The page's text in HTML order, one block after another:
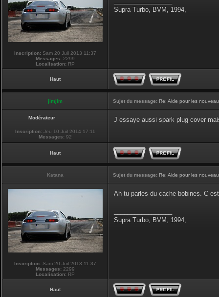
Inscription: Sam 20 Juil 2013 11:37
Messages: 2299
Localisation: RP
Supra Turbo, BVM, 1994,
Haut
jimjim Sujet du message: Re: Aide pour les
Modérateur
Inscription: Jeu 10 Juil 2014 17:11
Messages: 92
J essaye aussi spark plug cover
Haut
Katana Sujet du message: Re: Aide pour les
Inscription: Sam 20 Juil 2013 11:37
Messages: 2299
Localisation: RP
Ah tu parles du cache bobines. C
Supra Turbo, BVM, 1994,
Haut